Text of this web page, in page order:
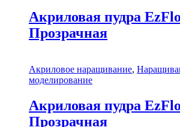
Акриловая пудра
Прозрачная
Акриловое наращивание,
моделирование
Акриловая пудра
Прозрачная